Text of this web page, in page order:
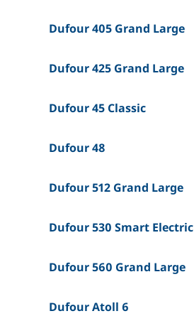
Dufour 405 Grand Large
Dufour 425 Grand Large
Dufour 45 Classic
Dufour 48
Dufour 512 Grand Large
Dufour 530 Smart Electric
Dufour 560 Grand Large
Dufour Atoll 6